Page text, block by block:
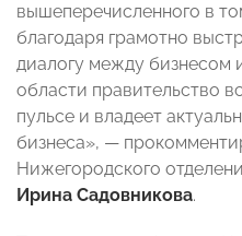
вышеперечисленного в
благодаря грамотно
диалогу между бизнесом
области правительство
пульсе и владеет
бизнеса», —
Нижегородского
Ирина Садовникова.